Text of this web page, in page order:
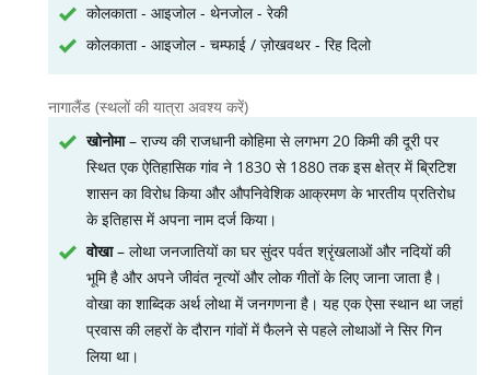
कोलकाता - आइजोल - थेनजोल - रेकी
कोलकाता - आइजोल - चम्फाई / ज़ोखवथर - रिह दिलो
नागालैंड (स्थलों की यात्रा अवश्य करें)
खोनोमा– राज्य की राजधानी कोहिमा से लगभग 20 किमी की दूरी पर
स्थित एक ऐतिहासिक गांव ने 1830 से 1880 तक इस क्षेत्र में ब्रिटिश
शासन का विरोध किया और औपनिवेशिक आक्रमण के भारतीय प्रतिरोध
के इतिहास में अपना नाम दर्ज किया।
वोखा– लोथा जनजातियों का घर सुंदर पर्वत श्रृंखलाओं और नदियों की
भूमि है और अपने जीवंत नृत्यों और लोक गीतों के लिए जाना जाता है।
वोखा का शाब्दिक अर्थ लोथा में जनगणना है। यह एक ऐसा स्थान था जहां
प्रवास की लहरों के दौरान गांवों में फैलने से पहले लोथाओं ने सिर गिन
लिया था।